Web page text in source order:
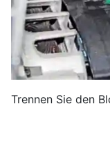
Trennen Sie den